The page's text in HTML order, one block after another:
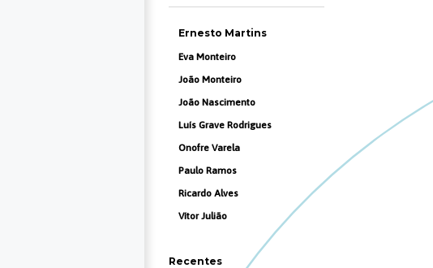
Ernesto Martins
Eva Monteiro
João Monteiro
João Nascimento
Luís Grave Rodrigues
Onofre Varela
Paulo Ramos
Ricardo Alves
Vítor Julião
Recentes